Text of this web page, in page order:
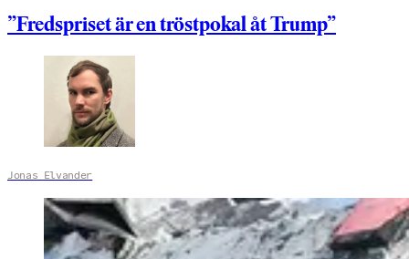
”Fredspriset är en tröstpokal åt Trump”
Jonas Elvander